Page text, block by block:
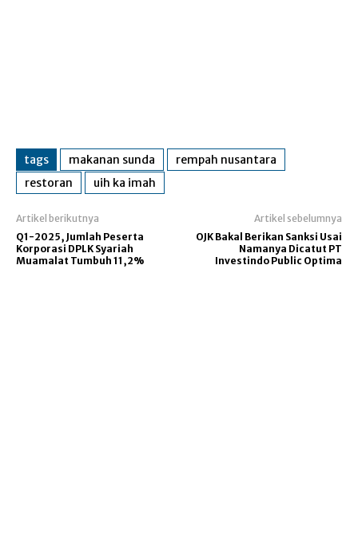
tags makanan sunda
rempah nusantara
restoran
uih ka imah
Artikel berikutnya
Q1-2025, Jumlah Peserta
Korporasi DPLK Syariah
Muamalat Tumbuh 11,2%
Artikel sebelumnya
OJK Bakal Berikan Sanksi Usai
Namanya Dicatut PT
Investindo Public Optima